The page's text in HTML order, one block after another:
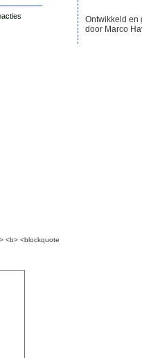
<b> <blockquote
Ontwikkeld en
door Marco